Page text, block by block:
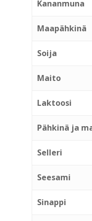
Kananmuna
Maapähkinä
Soija
Maito
Laktoosi
Pähkinä ja
Selleri
Seesami
Sinappi